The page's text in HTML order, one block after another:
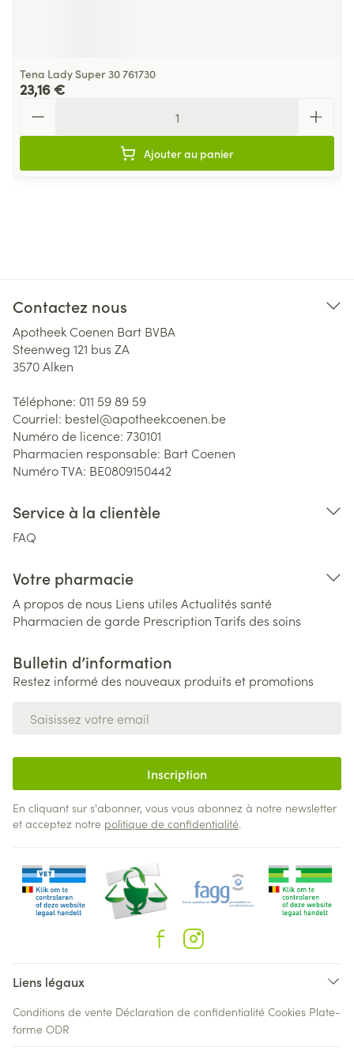
Tena Lady Super 30 761730
23,16 €
Ajouter au panier
Contactez nous
Apotheek Coenen Bart BVBA
Steenweg 121 bus ZA
3570Alken
Téléphone: 011 59 89 59
Courriel: bestel@apotheekcoenen.be
Numéro de licence: 730101
Pharmacien responsable: Bart Coenen
Numéro TVA: BE0809150442
Service à la clientèle
FAQ
Votre pharmacie
A propos de nous Liens utiles Actualités santé
Pharmacien de garde PrescriptionTarifs des soins
Bulletin d’information
Restez informé des nouveaux produits et promotions
Inscription
En cliquant sur s'abonner, vous vous abonnez à notre newsletter
et acceptez notre politique de confidentialité.
Liens légaux
Conditions de vente Déclaration de confidentialité Cookies Plate-
forme ODR